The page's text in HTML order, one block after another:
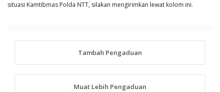
situasi Kamtibmas Polda NTT, silakan mengirimkan lewat kolom ini.
Tambah Pengaduan
Muat Lebih Pengaduan